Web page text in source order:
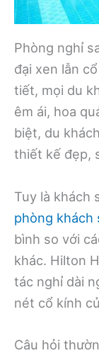
Phòng nghỉ
đại xen lẫn
tiết, mọi du
êm ái, hoa
biệt, du
thiết kế đẹp,
Tuy là khách
phòng khách
bình so với
khác. Hilton
tác nghỉ dài
nét cổ kính
Câu hỏi